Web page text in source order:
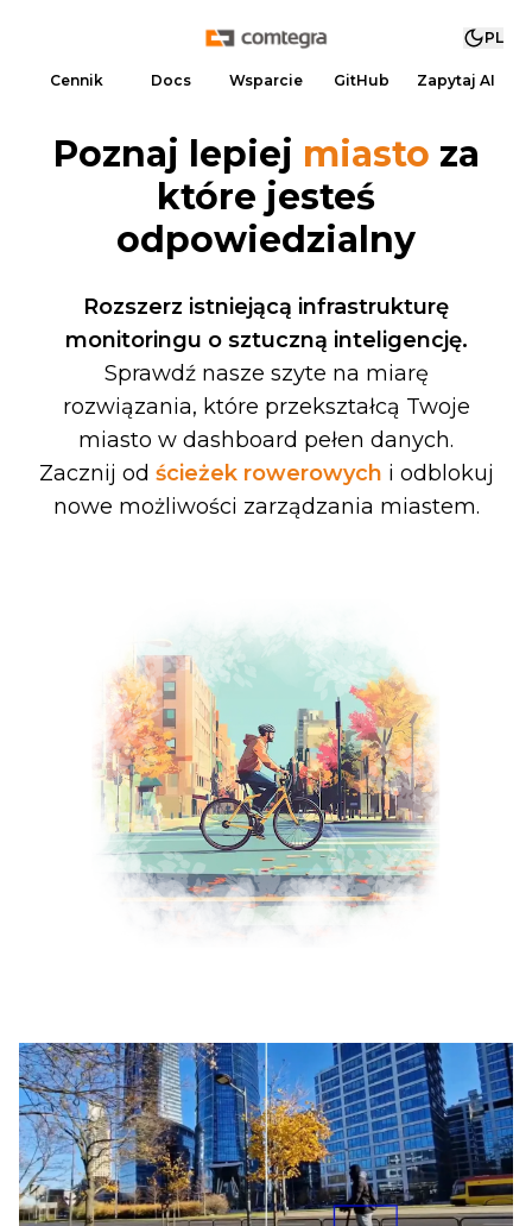
PL
Cennik Docs Wsparcie GitHub Zapytaj AI
Poznaj lepiej miasto za
które jesteś
odpowiedzialny
Rozszerz istniejącą infrastrukturę
monitoringu o sztuczną inteligencję.
Sprawdź nasze szyte na miarę
rozwiązania, które przekształcą Twoje
miasto w dashboard pełen danych.
Zacznij od ścieżek rowerowych i odblokuj
nowe możliwości zarządzania miastem.